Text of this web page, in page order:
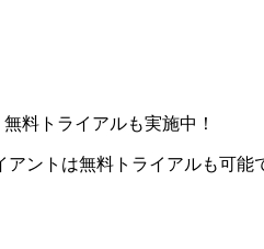
料トライアルも実施中！
ントは無料トライアルも可